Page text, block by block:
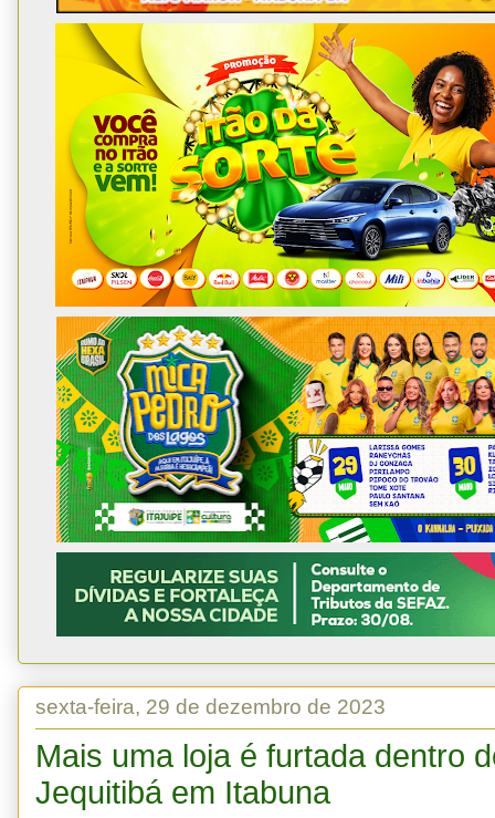
sexta-feira, 29 de dezembro de 2023
Mais uma loja é furtada dentro
Jequitibá em Itabuna